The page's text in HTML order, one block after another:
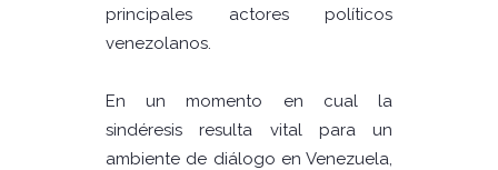
principales actores políticos
venezolanos.
En un momento en cual la
sindéresis resulta vital para un
ambiente de diálogo en Venezuela,